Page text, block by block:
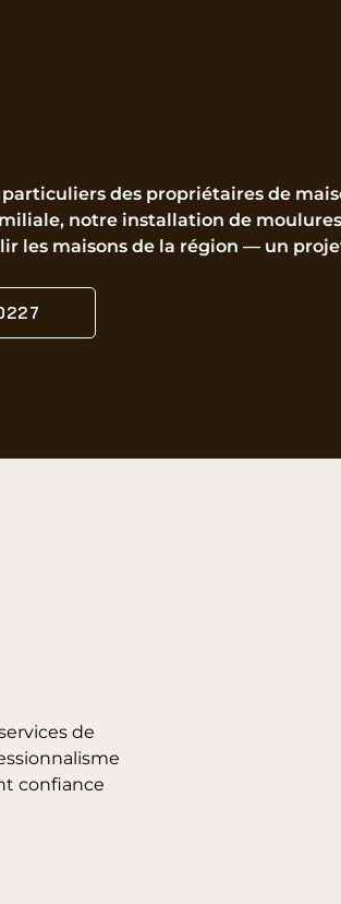
des propriétaires de
notre installation de
les maisons de la région — un
de
confiance